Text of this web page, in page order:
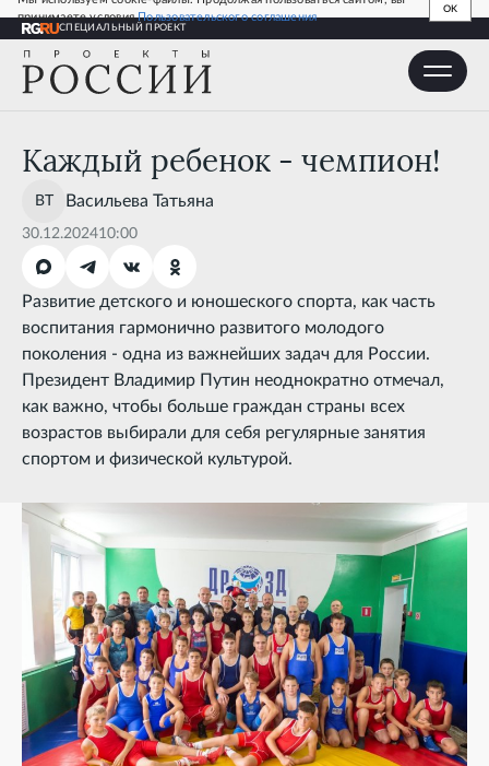
принимаете условияПользовательского соглашения
OK
СПЕЦИАЛЬНЫЙ ПРОЕКТ
Каждый ребенок - чемпион!
Каждый ребенок - чемпион!
Васильева Татьяна
30.12.202410:00
Развитие детского и юношеского спорта, как часть
воспитания гармонично развитого молодого
поколения - одна из важнейших задач для России.
Президент Владимир Путин неоднократно отмечал,
как важно, чтобы больше граждан страны всех
возрастов выбирали для себя регулярные занятия
спортом и физической культурой.